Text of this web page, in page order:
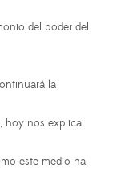
del poder del
la
, hoy nos explica
este medio ha